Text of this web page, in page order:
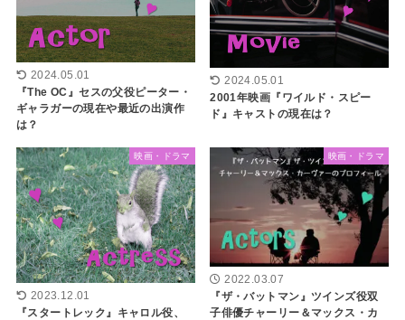
2024.05.01
『The OC』セスの父役ピーター・
ギャラガーの現在や最近の出演作
は？
2024.05.01
2001年映画『ワイルド・スピー
ド』キャストの現在は？
映画・ドラマ
2023.12.01
『スタートレック』キャロル役、
映画・ドラマ
2022.03.07
『ザ・バットマン』ツインズ役双
子俳優チャーリー＆マックス・カ